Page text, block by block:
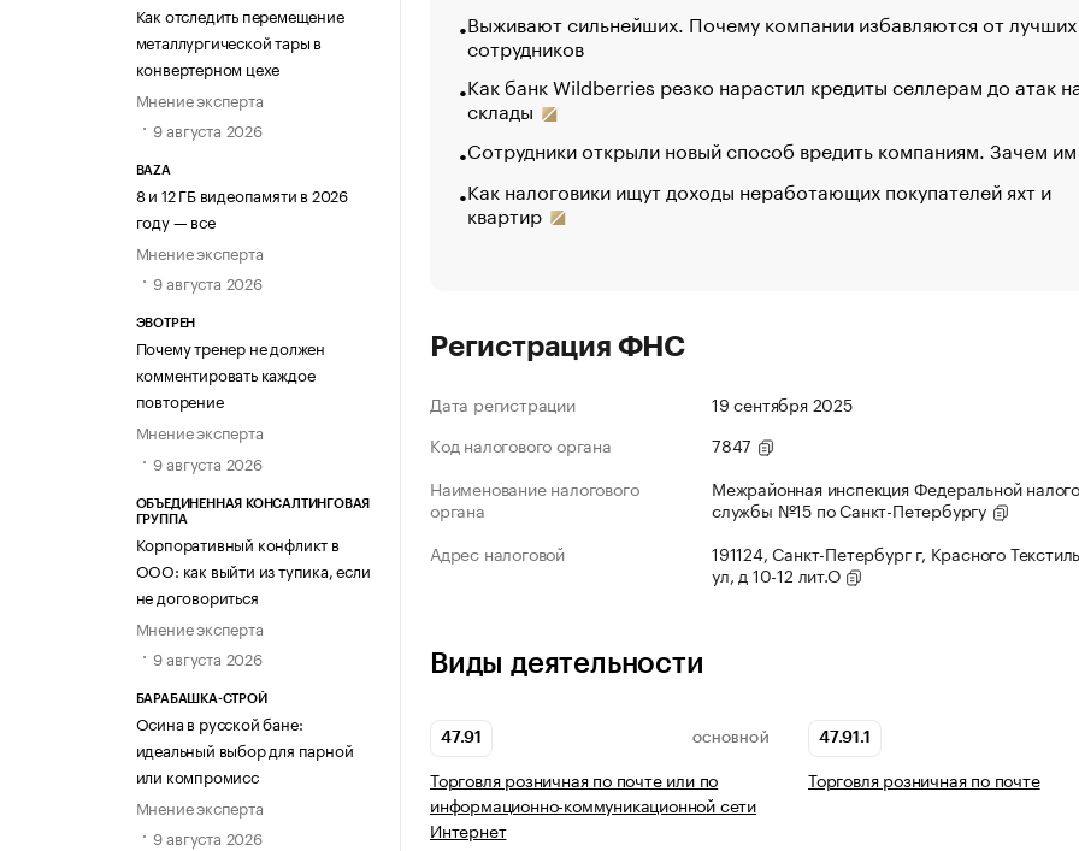
Как отследить перемещение
металлургической тары в
конвертерном цехе
Мнение эксперта
9 августа 2026
BAZA
8 и 12 ГБ видеопамяти в 2026
году — все
Мнение эксперта
9 августа 2026
ЭВОТРЕН
Почему тренер не должен
комментировать каждое
повторение
Мнение эксперта
9 августа 2026
ОБЪЕДИНЕННАЯ КОНСАЛТИНГОВАЯ
ГРУППА
Корпоративный конфликт в
ООО: как выйти из тупика, если
не договориться
Мнение эксперта
9 августа 2026
БАРАБАШКА-СТРОЙ
Осина в русской бане:
идеальный выбор для парной
или компромисс
Мнение эксперта
9 августа 2026
Выживают сильнейших. Почему компании избавляются от лучших
сотрудников
Как банк Wildberries резко нарастил кредиты селлерам до атак
склады
Сотрудники открыли новый способ вредить компаниям. Зачем
Как налоговики ищут доходы неработающих покупателей яхт и
квартир
Регистрация ФНС
Дата регистрации
19 сентября 2025
Код налогового органа
7847
Наименование налогового
органа
Межрайонная инспекция Федеральной
службы №15 по Санкт-Петербургу
Адрес налоговой
191124, Санкт-Петербург г, Красного
ул, д 10-12 лит.О
Виды деятельности
47.91 ОСНОВНОЙ
Торговля розничная по почте или по
информационно-коммуникационной сети
Интернет
47.91.1
Торговля розничная по почте